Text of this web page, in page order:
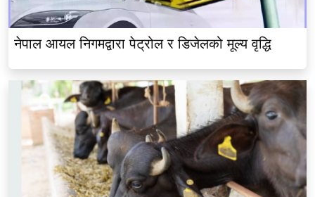
नेपाल आयल निगमद्वारा पेट्रोल र डिजेलको मूल्य वृद्धि